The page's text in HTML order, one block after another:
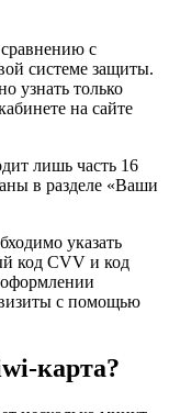
с
системе защиты.
узнать только
на сайте
лишь часть 16
в разделе «Ваши
указать
код CVV и код
с помощью
карта?